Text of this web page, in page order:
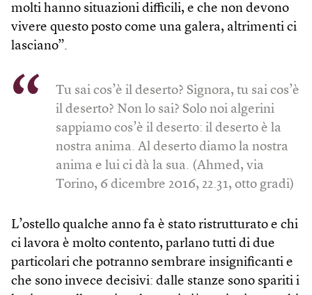
molti hanno situazioni difficili, e che non devono
vivere questo posto come una galera, altrimenti ci
lasciano”.
Tu sai cos’è il deserto? Signora, tu sai cos’è
il deserto? Non lo sai? Solo noi algerini
sappiamo cos’è il deserto: il deserto è la
nostra anima. Al deserto diamo la nostra
anima e lui ci dà la sua. (Ahmed, via
Torino, 6 dicembre 2016, 22.31, otto gradi)
L’ostello qualche anno fa è stato ristrutturato e chi
ci lavora è molto contento, parlano tutti di due
particolari che potranno sembrare insignificanti e
che sono invece decisivi: dalle stanze sono spariti i